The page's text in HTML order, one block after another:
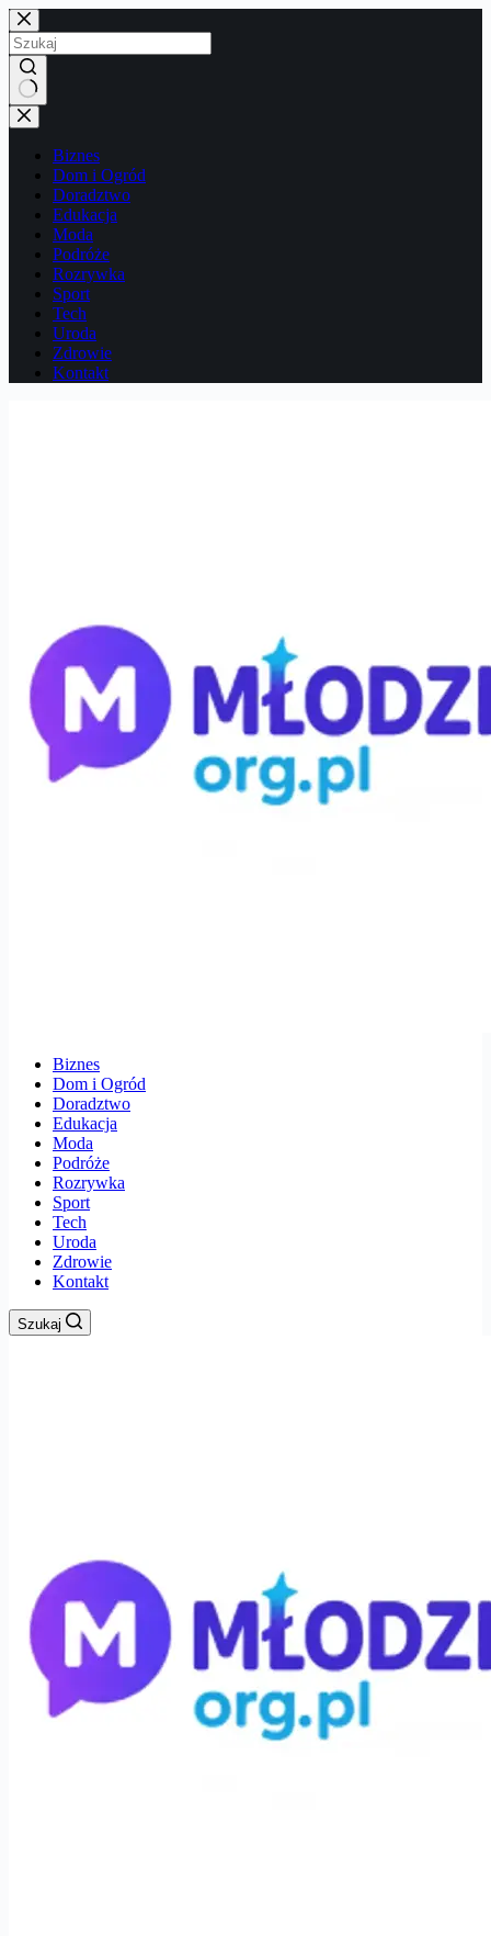
Przejdź
do
treści
Brak
wyników
Biznes
Dom i Ogród
Doradztwo
Edukacja
Moda
Podróże
Rozrywka
Sport
Tech
Uroda
Zdrowie
Kontakt
Biznes
Dom i Ogród
Doradztwo
Edukacja
Moda
Podróże
Rozrywka
Sport
Tech
Uroda
Zdrowie
Kontakt
Szukaj